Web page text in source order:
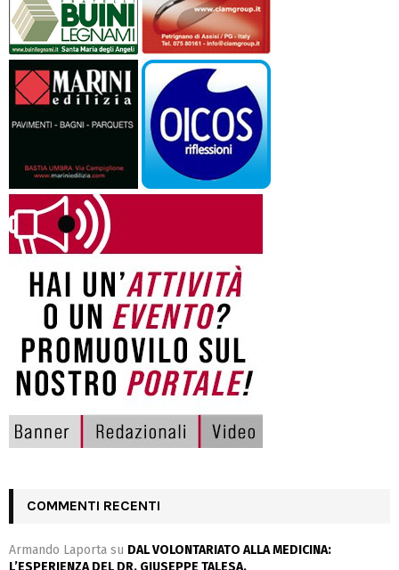
COMMENTI RECENTI
Armando Laporta su DAL VOLONTARIATO ALLA MEDICINA:
L’ESPERIENZA DEL DR. GIUSEPPE TALESA.